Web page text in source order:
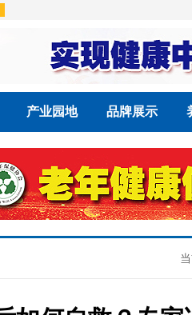
产业园地 品牌展示